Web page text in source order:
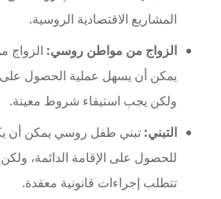
المشاريع الاقتصادية الروسية.
الزواج من مواطن روسي:
يمكن أن يسهل عملية الحصول على
ولكن يجب استيفاء شروط معينة.
التبني: تبني طفل روسي يمكن أن
للحصول على الإقامة الدائمة،
تتطلب إجراءات قانونية معقدة.